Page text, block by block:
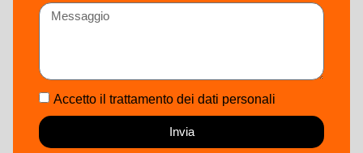
Accetto il trattamento dei dati personali
Invia